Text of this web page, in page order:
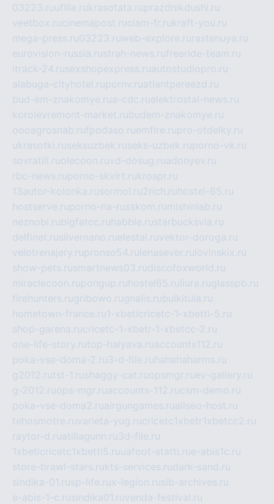
03223.ruufille.rukrasotata.ruprazdnikdushi.ru
veetbox.rucinemapost.ruciam-fr.rukraft-you.ru
mega-press.ru03223.ruweb-explore.ru rastenuya.ru
eurovision-russia.rustrah-news.rufreeride-team.ru
itrack-24.rusexshopexpress.ruautostudiopro.ru
alabuga-cityhotel.rupornv.ruatlantpereezd.ru
bud-em-znakomye.rua-cdc.ruelektrostal-news.ru
korolevremont-market.rubudem-znakomye.ru
oooagrosnab.rufpodaso.ruemfire.rupro-otdelky.ru
ukrasotki.ruseksuzbek.ruseks-uzbek.ruporno-vk.ru
sovratili.ruolecoon.ruvd-dosug.ruadonyev.ru
rbc-news.ruporno-skvirt.rukrospr.ru
13autor-kolonka.rusormol.ru2rich.ru hostel-65.ru
hostserve.ruporno-na-russkom.ru mishinlab.ru
neznobi.rubigfatcc.ru habble.rustarbucksvia.ru
delfinet.rusilvernano.ruelestal.ruvektor-doroga.ru
velotrenajery.rupronso54.ru lenasever.ru lovinskix.ru
show-pets.rusmartnews03.rudiscofoxworld.ru
miraclecoon.rupongup.ru hostel65.ru liura.ruglasspb.ru
firehunters.rugribowo.rugnalis.rubulkitula.ru
hometown-france.ru1-xbeticricetc-1-xbetti-5.ru
shop-garena.rucricetc-1-xbetr-1-xbetcc-2.ru
one-life-story.rutop-halyava.ruaccounts112.ru
poka-vse-doma-2.ru3-d-file.ru hahahaharms.ru
g2012.rutst-1.rushaggy-cat.ruopsmgr.ruev-gallery.ru
g-2012.ruops-mgr.ruaccounts-112.rucsm-demo.ru
poka-vse-doma2.ruairgungames.ruallseo-host.ru
tehosmotre.ruvarieta-yug.rucricetc1xbetr1xbetcc2.ru
raytor-d.ruatillagunn.ru3d-file.ru
1xbeticricetc1xbetti5.ruuafoot-statti.rue-abis1c.ru
store-brawl-stars.rukts-services.rudark-sand.ru
sindika-01.rusp-life.rux-legion.rusib-archives.ru
e-abis-1-c.rusindika01.ruvenda-festival.ru